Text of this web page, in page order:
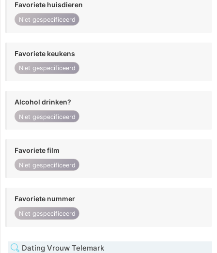
Favoriete huisdieren
Niet gespecificeerd
Favoriete keukens
Niet gespecificeerd
Alcohol drinken?
Niet gespecificeerd
Favoriete film
Niet gespecificeerd
Favoriete nummer
Niet gespecificeerd
Dating Vrouw Telemark